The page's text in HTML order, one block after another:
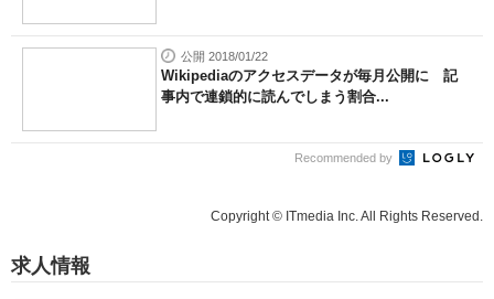
公開 2018/01/22
Wikipediaのアクセスデータが毎月公開に 記
事内で連鎖的に読んでしまう割合...
Recommended by
Copyright © ITmedia Inc. All Rights Reserved.
求人情報